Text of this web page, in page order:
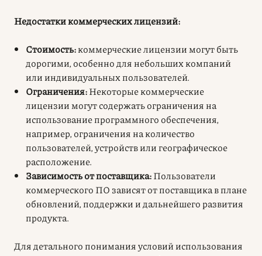
Недостатки коммерческих лицензий:
Стоимость:коммерческие лицензии могут быть
дорогими, особенно для небольших компаний
или индивидуальных пользователей.
Ограничения:Некоторые коммерческие
лицензии могут содержать ограничения на
использование программного обеспечения,
например, ограничения на количество
пользователей, устройств или географическое
расположение.
Зависимость от поставщика:Пользователи
коммерческого ПО зависят от поставщика в плане
обновлений, поддержки и дальнейшего развития
продукта.
Для детального понимания условий использования